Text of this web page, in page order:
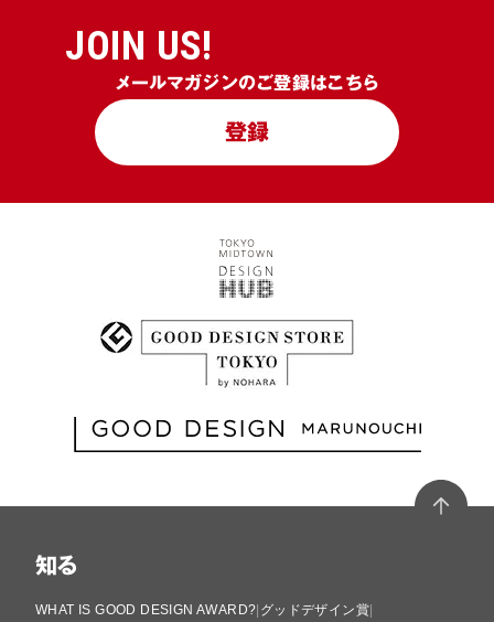
JOIN US!
メールマガジンのご登録はこちら
登録
知る
WHAT IS GOOD DESIGN AWARD? グッドデザイン賞